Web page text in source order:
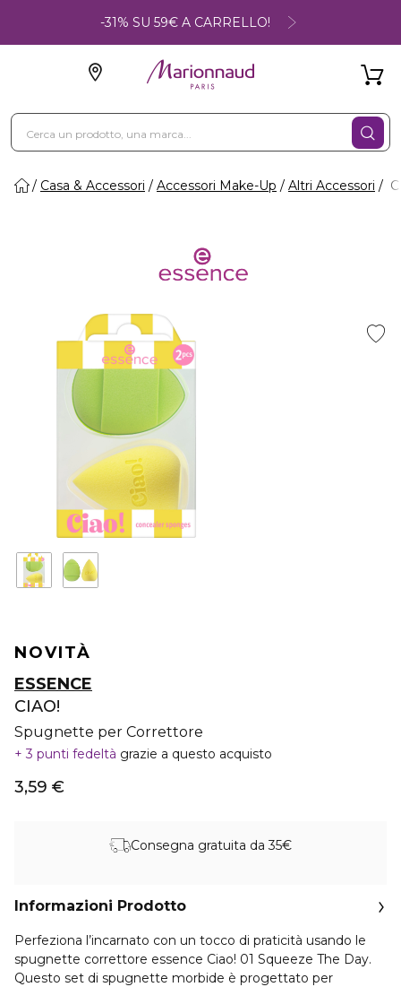
-31% SU 59€ A CARRELLO!
Casa & Accessori Accessori Make-Up Altri Accessori
NOVITÀ
ESSENCE
CIAO!
Spugnette per Correttore
3 punti fedeltà grazie a questo acquisto
3,59 €
Consegna gratuita da 35€
Informazioni Prodotto
Perfeziona l’incarnato con un tocco di praticità usando le
spugnette correttore essence Ciao! 01 Squeeze The Day.
Questo set di spugnette morbide è progettato per